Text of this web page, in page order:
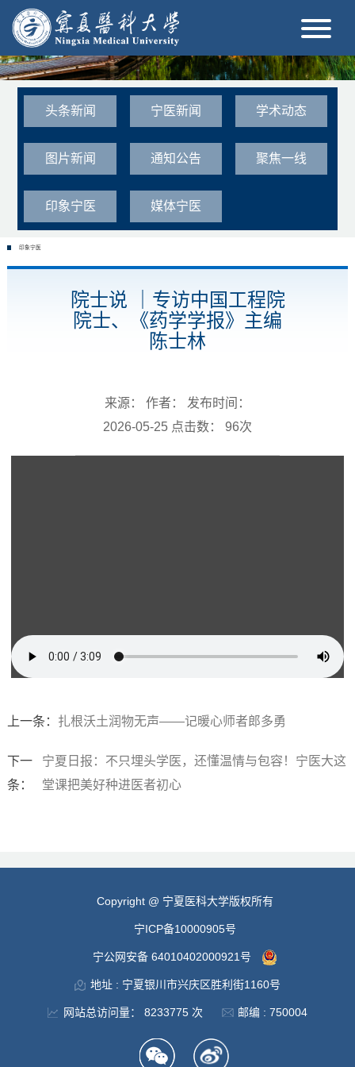
头条新闻 宁医新闻 学术动态
图片新闻 通知公告 聚焦一线
印象宁医 媒体宁医
印象宁医
院士说 ｜专访中国工程院
院士、《药学学报》主编
陈士林
来源： 作者： 发布时间：
2026-05-25 点击数： 96次
上一条： 扎根沃土润物无声——记暖心师者郎多勇
下一
条：
宁夏日报：不只埋头学医，还懂温情与包容！宁医大这
堂课把美好种进医者初心
Copyright @ 宁夏医科大学版权所有
宁ICP备10000905号
宁公网安备 64010402000921号
地址 : 宁夏银川市兴庆区胜利街1160号
网站总访问量： 8233775 次 邮编 : 750004